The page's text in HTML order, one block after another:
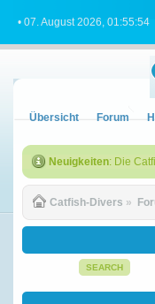
• 07. August 2026, 01:55:54
Übersicht Forum
Neuigkeiten: Die
Catfish-Divers »
SEARCH